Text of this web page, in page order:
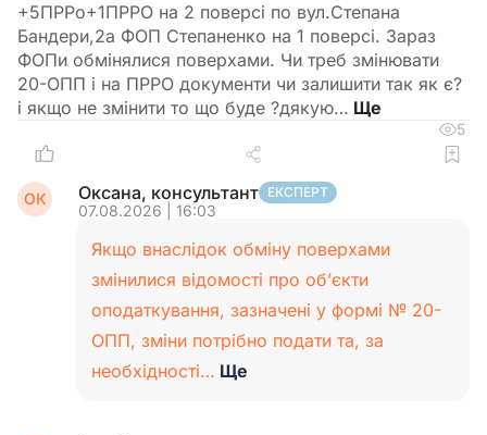
+5ПРРо+1ПРРО на 2 поверсі по вул.Степана
Бандери,2а ФОП Степаненко на 1 поверсі. Зараз
ФОПи обмінялися поверхами. Чи треб змінювати
20-ОПП і на ПРРО документи чи залишити так як є?
і якщо не змінити то що буде ?дякую…
5
ОК Оксана, консультант ЕКСПЕРТ
07.08.2026 | 16:03
Якщо внаслідок обміну поверхами
змінилися відомості про об’єкти
оподаткування, зазначені у формі № 20-
ОПП, зміни потрібно подати та, за
необхідності… Ще